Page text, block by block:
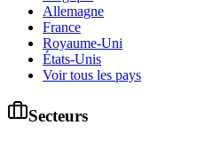
Allemagne
France
Royaume-Uni
États-Unis
Voir tous les pays
Secteurs